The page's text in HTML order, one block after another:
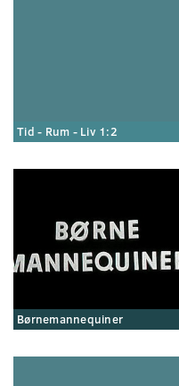
Tid - Rum - Liv 1:2
Børnemannequiner